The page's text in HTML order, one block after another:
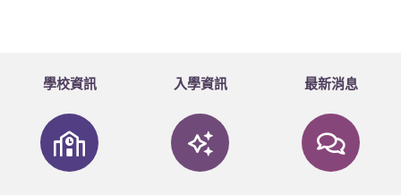
學校資訊 入學資訊 最新消息